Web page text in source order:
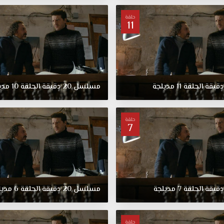
بالظلم
وزوج
في
الخارج
بكل
مؤشرات
الألم
حلقة
11
دقيقةالحلقة11 مدبلجة مسلسل20دقيقةالحلقة10
حلقة
7
دقيقةالحلقة7 مدبلجة مسلسل20دقيقةالحلقة6
حلقة